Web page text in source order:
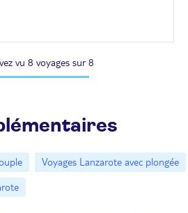
vu 8 voyages sur 8
Voyages Lanzarote avec plongée